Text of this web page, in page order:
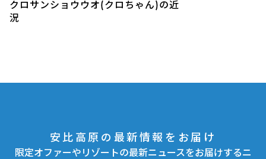
クロサンショウウオ(クロちゃん)の近
況
安比高原の最新情報をお届け
限定オファーやリゾートの最新ニュースをお届けするニ